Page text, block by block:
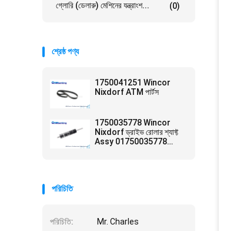
গ্লোরি (ডেলারু) মেশিনের যন্ত্রাংশ... (0)
শ্রেষ্ঠ পণ্য
1750041251 Wincor
Nixdorf ATM পার্টস
1750035778 Wincor
Nixdorf ড্রাইভ রোলার শ্যাফ্ট
Assy 01750035778
পরিচিতি
পরিচিতি: Mr. Charles